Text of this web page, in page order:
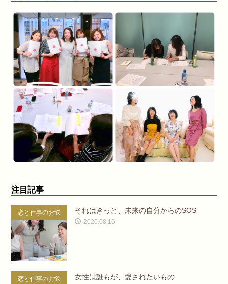
注目記事
恋と仕事のお悩
み相談室
それはきっと、未来の自分からのSOS
2020.08.16
恋と仕事のお悩 女性は誰もが、愛されたいもの